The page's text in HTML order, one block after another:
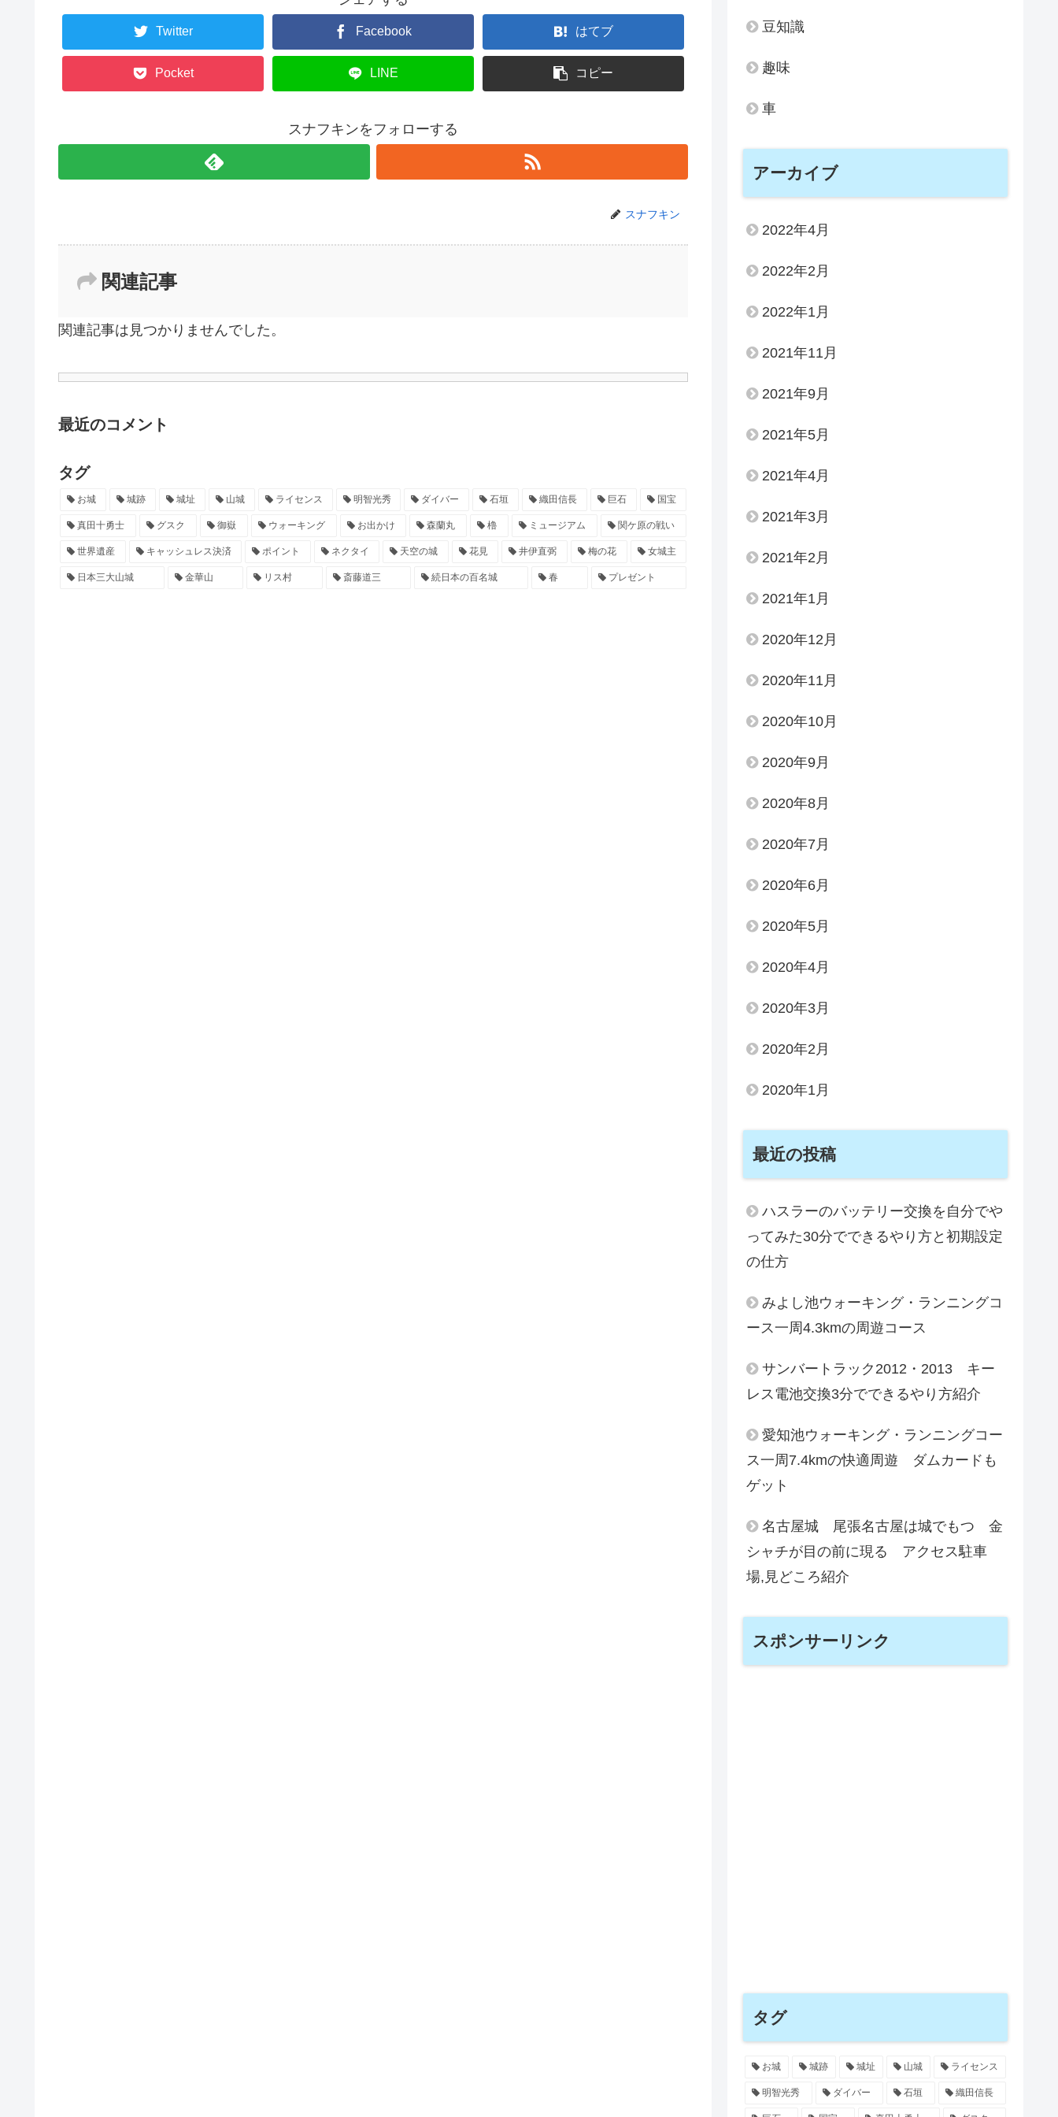
Twitter Facebook はてブ
Pocket LINE コピー
スナフキンをフォローする
スナフキン
関連記事
関連記事は見つかりませんでした。
最近のコメント
タグ
お城 城跡 城址 山城 ライセンス 明智光秀 ダイバー 石垣 織田信長 巨石 国宝
真田十勇士 グスク 御嶽 ウォーキング お出かけ 森蘭丸 櫓 ミュージアム 関ケ原の戦い
世界遺産 キャッシュレス決済 ポイント ネクタイ 天空の城 花見 井伊直弼 梅の花 女城主
日本三大山城 金華山 リス村 斎藤道三 続日本の百名城 春 プレゼント
豆知識
趣味
車
アーカイブ
2022年4月
2022年2月
2022年1月
2021年11月
2021年9月
2021年5月
2021年4月
2021年3月
2021年2月
2021年1月
2020年12月
2020年11月
2020年10月
2020年9月
2020年8月
2020年7月
2020年6月
2020年5月
2020年4月
2020年3月
2020年2月
2020年1月
最近の投稿
ハスラーのバッテリー交換を自分でや
ってみた30分でできるやり方と初期設定
の仕方
みよし池ウォーキング・ランニングコ
ース一周4.3kmの周遊コース
サンバートラック2012・2013 キー
レス電池交換3分でできるやり方紹介
愛知池ウォーキング・ランニングコー
ス一周7.4kmの快適周遊 ダムカードも
ゲット
名古屋城 尾張名古屋は城でもつ 金
シャチが目の前に現る アクセス駐車
場,見どころ紹介
スポンサーリンク
タグ
お城 城跡 城址 山城 ライセンス
明智光秀 ダイバー 石垣 織田信長